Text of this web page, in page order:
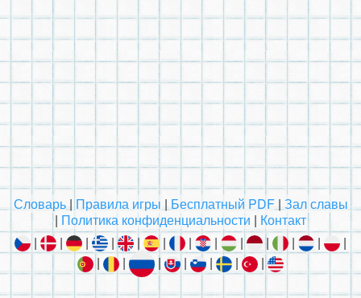
Словарь| Правила игры | Бесплатный PDF| Зал славы
| Политика конфиденциальности | Контакт
|
| | | | | | | | | | |
|
|
| | | | | |